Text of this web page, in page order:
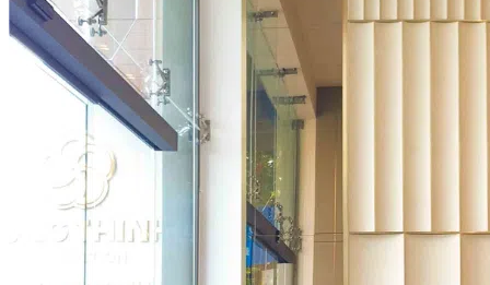
Thi công Nội thất showroom
Thi công Nội thất phòng gym
Thi công Nội thất nhà hàng
Công trình khác
Nội thất
Tủ bếp
Tủ quần áo
Cửa nội thất
Ốp tường trang trí
Sofa
Bàn thờ
Ngôi nhà thông minh